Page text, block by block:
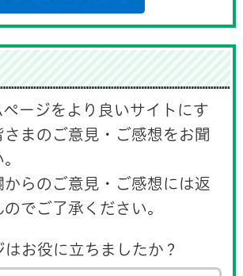
ージをより良いサイトにす
さまのご意見・ご感想をお聞
からのご意見・ご感想には返
でご了承ください。
お役に立ちましたか？